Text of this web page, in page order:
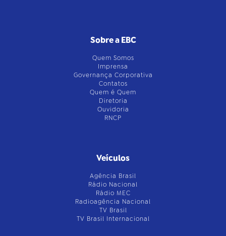
Sobre a EBC
Quem Somos
Imprensa
Governança Corporativa
Contatos
Quem é Quem
Diretoria
Ouvidoria
RNCP
Veículos
Agência Brasil
Rádio Nacional
Rádio MEC
Radioagência Nacional
TV Brasil
TV Brasil Internacional